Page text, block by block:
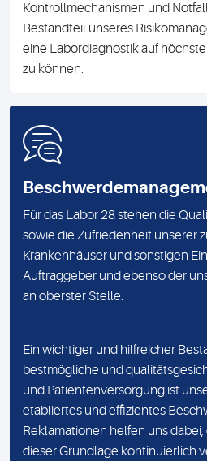
Kontrollmechanismen und
Bestandteil unseres
eine Labordiagnostik auf
zu können.
Für das Labor 28 stehen die
sowie die Zufriedenheit unserer
Krankenhäuser und sonstigen
Auftraggeber und ebenso der
an oberster Stelle.
Ein wichtiger und hilfreicher
bestmögliche und
und Patientenversorgung ist
etabliertes und effizientes
Reklamationen helfen uns dabei,
dieser Grundlage kontinuierlich